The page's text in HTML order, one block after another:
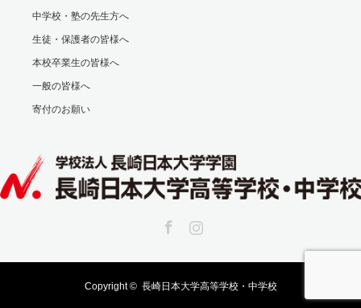
中学校・塾の先生方へ
生徒・保護者の皆様へ
本校卒業生の皆様へ
一般の皆様へ
寄付のお願い
Copyright © 長崎日本大学高等学校・中学校